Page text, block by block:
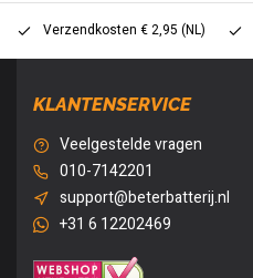
Verzendkosten € 2,95 (NL)
KLANTENSERVICE
Veelgestelde vragen
010-7142201
support@beterbatterij.nl
+31 6 12202469